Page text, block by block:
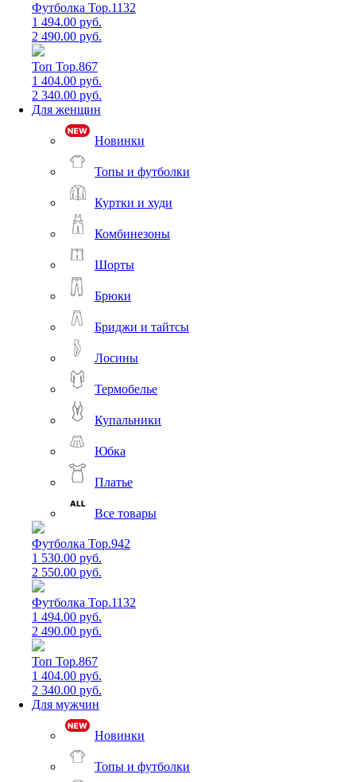
Футболка Top.1132
1 494.00 руб.
2 490.00 руб.
Топ Top.867
1 404.00 руб.
2 340.00 руб.
Для женщин
Новинки
Топы и футболки
Куртки и худи
Комбинезоны
Шорты
Брюки
Бриджи и тайтсы
Лосины
Термобелье
Купальники
Юбка
Платье
Все товары
Футболка Top.942
1 530.00 руб.
2 550.00 руб.
Футболка Top.1132
1 494.00 руб.
2 490.00 руб.
Топ Top.867
1 404.00 руб.
2 340.00 руб.
Для мужчин
Новинки
Топы и футболки